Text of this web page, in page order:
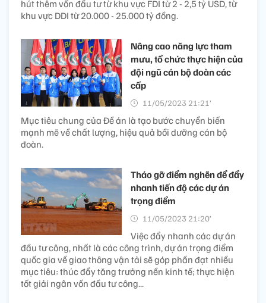
hút thêm vốn đầu tư từ khu vực FDI từ 2 - 2,5 tỷ USD, từ
khu vực DDI từ 20.000 - 25.000 tỷ đồng.
Nâng cao năng lực tham
mưu, tổ chức thực hiện của
đội ngũ cán bộ đoàn các
cấp
11/05/2023 21:21’
Mục tiêu chung của Đề án là tạo bước chuyển biến
mạnh mẽ về chất lượng, hiệu quả bồi dưỡng cán bộ
đoàn.
Tháo gỡ điểm nghẽn để đẩy
nhanh tiến độ các dự án
trọng điểm
11/05/2023 21:20’
Việc đẩy nhanh các dự án
đầu tư công, nhất là các công trình, dự án trọng điểm
quốc gia về giao thông vận tải sẽ góp phần đạt nhiều
mục tiêu: thúc đẩy tăng trưởng nền kinh tế; thực hiện
tốt giải ngân vốn đầu tư công...